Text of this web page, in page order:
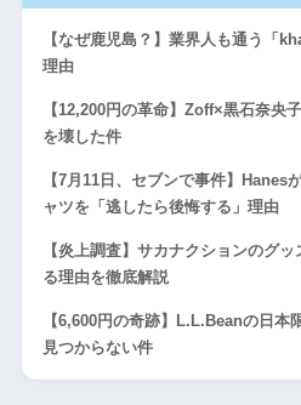
【なぜ鹿児島？】業界人も通う「
理由
【12,200円の革命】Zoff×黒石奈央
を壊した件
【7月11日、セブンで事件】Hanes
ャツを「逃したら後悔する」理由
【炎上調査】サカナクションのグ
る理由を徹底解説
【6,600円の奇跡】L.L.Beanの日本
見つからない件